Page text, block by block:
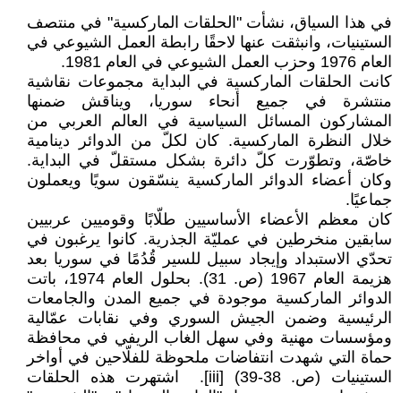
في هذا السياق، نشأت "الحلقات الماركسية" في منتصف
الستينيات، وانبثقت عنها لاحقًا رابطة العمل الشيوعي في
العام 1976 وحزب العمل الشيوعي في العام 1981.
كانت الحلقات الماركسية في البداية مجموعات نقاشية
منتشرة في جميع أنحاء سوريا، ويناقش ضمنها
المشاركون المسائل السياسية في العالم العربي من
خلال النظرة الماركسية. كان لكلّ من الدوائر دينامية
خاصّة، وتطوّرت كلّ دائرة بشكل مستقلّ في البداية.
وكان أعضاء الدوائر الماركسية ينسّقون سويًا ويعملون
جماعيًا.
كان معظم الأعضاء الأساسيين طلّابًا وقوميين عربيين
سابقين منخرطين في عمليّة الجذرية. كانوا يرغبون في
تحدّي الاستبداد وإيجاد سبيل للسير قُدُمًا في سوريا بعد
هزيمة العام 1967 (ص. 31). بحلول العام 1974، باتت
الدوائر الماركسية موجودة في جميع المدن والجامعات
الرئيسية وضمن الجيش السوري وفي نقابات عمّالية
ومؤسسات مهنية وفي سهل الغاب الريفي في محافظة
حماة التي شهدت انتفاضات ملحوظة للفلّاحين في أواخر
الستينيات (ص. 38-39) [iii]. اشتهرت هذه الحلقات